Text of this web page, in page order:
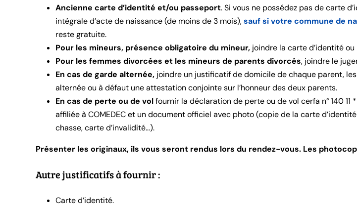
Ancienne carte d’identité et/ou passeport. Si vous ne possédez pas de carte
intégrale d’acte de naissance (de moins de 3 mois),sauf si votre commune de
reste gratuite.
Pour les mineurs, présence obligatoire du mineur, joindre la carte d’identité
Pour les femmes divorcées et les mineurs de parents divorcés, joindre le
En cas de garde alternée,joindre un justificatif de domicile de chaque parent,
alternée ou à défaut une attestation conjointe sur l’honneur des deux parents.
En cas de perte ou de volfournir la déclaration de perte ou de vol cerfa n° 140
affiliée à COMEDEC et un document officiel avec photo (copie de la carte
chasse, carte d’invalidité…).
Présenter les originaux, ils vous seront rendus lors du rendez-vous. Les
Autre justificatifs à fournir :
Carte d’identité.